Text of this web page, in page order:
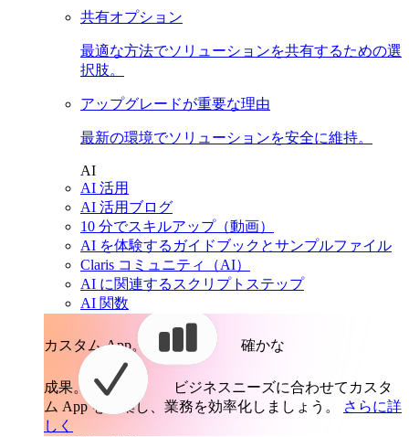
共有オプション
最適な方法でソリューションを共有するための選
択肢。
アップグレードが重要な理由
最新の環境でソリューションを安全に維持。
AI
AI 活用
AI 活用ブログ
10 分でスキルアップ（動画）
AI を体験するガイドブックとサンプルファイル
Claris コミュニティ（AI）
AI に関連するスクリプトステップ
AI 関数
カスタム App。 確かな
成果。
ビジネスニーズに合わせてカスタ
ム App を構築し、業務を効率化しましょう。
さらに詳
しく